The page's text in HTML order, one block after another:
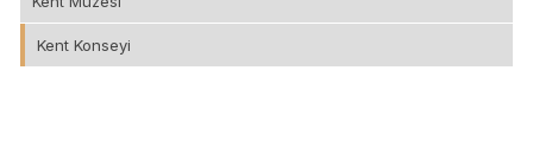
Kent Konseyi